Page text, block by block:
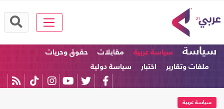
سياسة سياسة عربية مقابلات
حقوق وحريات
ملفات وتقارير
اختبار سياسة دولية
سياسة عربية